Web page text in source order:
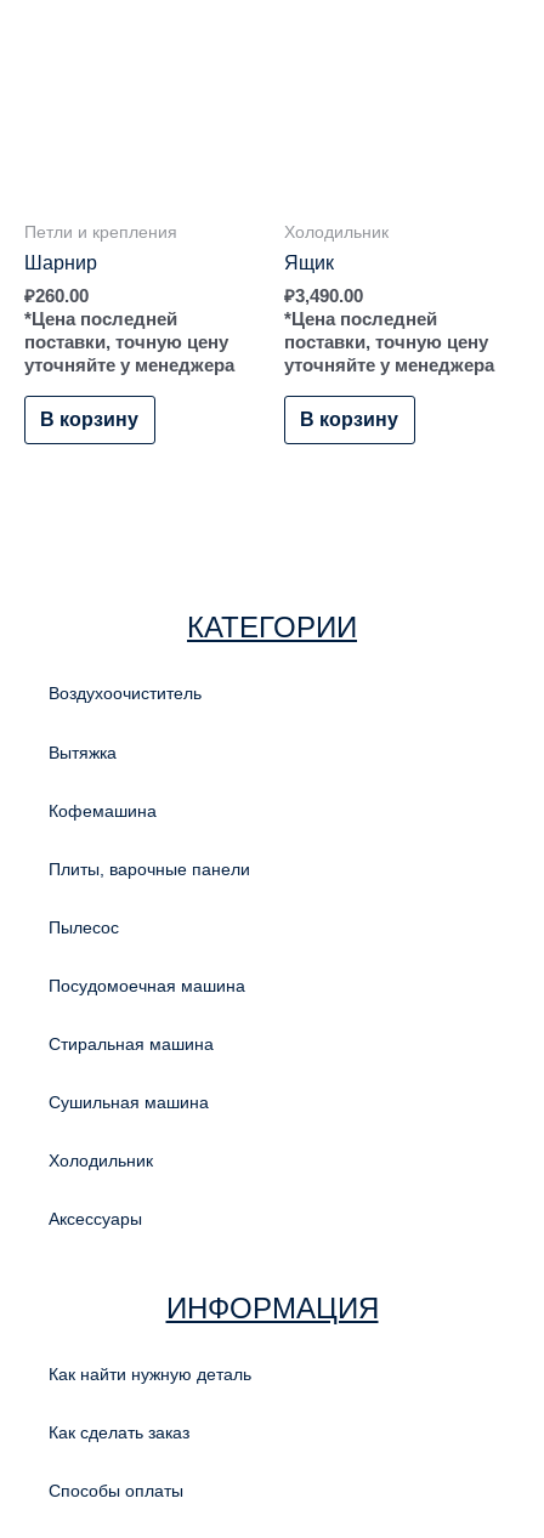
Петли и крепления
Шарнир
₽260.00
*Цена последней
поставки, точную цену
уточняйте у менеджера
В корзину
Холодильник
Ящик
₽3,490.00
*Цена последней
поставки, точную цену
уточняйте у менеджера
В корзину
КАТЕГОРИИ
Воздухоочиститель
Вытяжка
Кофемашина
Плиты, варочные панели
Пылесос
Посудомоечная машина
Стиральная машина
Сушильная машина
Холодильник
Аксессуары
ИНФОРМАЦИЯ
Как найти нужную деталь
Как сделать заказ
Способы оплаты